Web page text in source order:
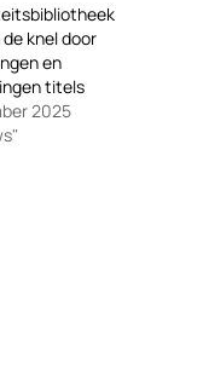
de knel door
en
titels
2025